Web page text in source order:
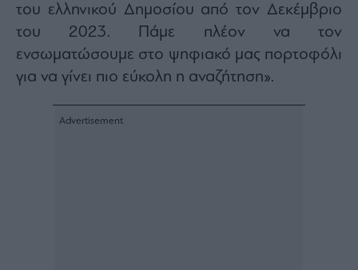
του ελληνικού Δημοσίου από τον Δεκέμβριο
του 2023. Πάμε πλέον να τον
ενσωματώσουμε στο ψηφιακό μας πορτοφόλι
για να γίνει πιο εύκολη η αναζήτηση».